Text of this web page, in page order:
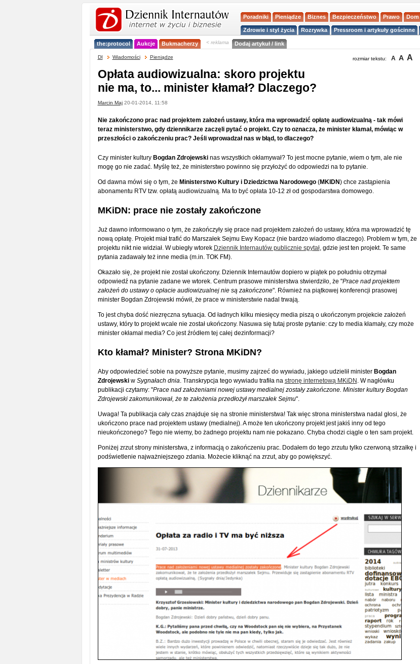
Poradniki Pieniądze Biznes Bezpieczeństwo Prawo Dom
Zdrowie i styl życia Rozrywka Pressroom i artykuły gościnne
the:protocol Aukcje Bukmacherzy < reklama Dodaj artykuł / link
DI Wiadomości Pieniądze rozmiar tekstu: A A A
Opłata audiowizualna: skoro projektu
nie ma, to... minister kłamał? Dlaczego?
Marcin Maj20-01-2014, 11:58
Nie zakończono prac nad projektem założeń ustawy, która ma wprowadzić opłatę audiowizualną - tak mówi
teraz ministerstwo, gdy dziennikarze zaczęli pytać o projekt. Czy to oznacza, że minister kłamał, mówiąc w
przeszłości o zakończeniu prac? Jeśli wprowadzał nas w błąd, to dlaczego?
Czy minister kultury Bogdan Zdrojewskinas wszystkich okłamywał? To jest mocne pytanie, wiem o tym, ale nie
mogę go nie zadać. Myślę też, że ministerstwo powinno się przyłożyć do odpowiedzi na to pytanie.
Od dawna mówi się o tym, że Ministerstwo Kultury i Dziedzictwa Narodowego (MKIDN) chce zastąpienia
abonamentu RTV tzw. opłatą audiowizualną. Ma to być opłata 10-12 zł od gospodarstwa domowego.
MKiDN: prace nie zostały zakończone
Już dawno informowano o tym, że zakończyły się prace nad projektem założeń do ustawy, która ma wprowadzić tę
nową opłatę. Projekt miał trafić do Marszałek Sejmu Ewy Kopacz (nie bardzo wiadomo dlaczego). Problem w tym, że
projektu nikt nie widział. W ubiegły wtorek Dziennik Internautów publicznie spytał, gdzie jest ten projekt. Te same
pytania zadawały też inne media (m.in. TOK FM).
Okazało się, że projekt nie został ukończony. Dziennik Internautów dopiero w piątek po południu otrzymał
odpowiedź na pytanie zadane we wtorek. Centrum prasowe ministerstwa stwierdziło, że "Prace nad projektem
założeń do ustawy o opłacie audiowizualnej nie są zakończone". Również na piątkowej konferencji prasowej
minister Bogdan Zdrojewski mówił, że prace w ministerstwie nadal trwają.
To jest chyba dość niezręczna sytuacja. Od ładnych kilku miesięcy media piszą o ukończonym projekcie założeń
ustawy, który to projekt wcale nie został ukończony. Nasuwa się tutaj proste pytanie: czy to media kłamały, czy może
minister okłamał media? Co jest źródłem tej całej dezinformacji?
Kto kłamał? Minister? Strona MKiDN?
Aby odpowiedzieć sobie na powyższe pytanie, musimy zajrzeć do wywiadu, jakiego udzielił minister Bogdan
Zdrojewskiw Sygnałach dnia. Transkrypcja tego wywiadu trafiła na stronę internetową MKiDN . W nagłówku
publikacji czytamy: "Prace nad założeniami nowej ustawy medialnej zostały zakończone. Minister kultury Bogdan
Zdrojewski zakomunikował, że te założenia przedłożył marszałek Sejmu".
Uwaga! Ta publikacja cały czas znajduje się na stronie ministerstwa! Tak więc strona ministerstwa nadal głosi, że
ukończono prace nad projektem ustawy (medialnej). A może ten ukończony projekt jest jakiś inny od tego
nieukończonego? Tego nie wiemy, bo żadnego projektu nam nie pokazano. Chyba chodzi ciągle o ten sam projekt.
Poniżej zrzut strony ministerstwa, z informacją o zakończeniu prac. Dodałem do tego zrzutu tylko czerwoną strzałkę i
podświetlenie najważniejszego zdania. Możecie kliknąć na zrzut, aby go powiększyć.